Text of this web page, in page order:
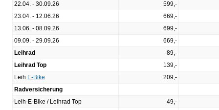
22.04. - 30.09.26
599,-
23.04. - 12.06.26
669,-
13.06. - 08.09.26
699,-
09.09. - 29.09.26
669,-
Leihrad
89,-
Leihrad Top
139,-
Leih E-Bike
209,-
Radversicherung
Leih-E-Bike / Leihrad Top
49,-